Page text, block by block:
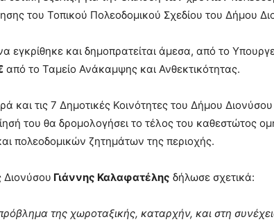
του Τοπικού Πολεοδομικού Σχεδίου του Δήμου
εγκρίθηκε και δημοπρατείται άμεσα, από το
από το Ταμείο Ανάκαμψης και Ανθεκτικότητας.
και τις 7 Δημοτικές Κοινότητες του Δήμου Διονύσου
του θα δρομολογήσει το τέλος του καθεστώτος
πολεοδομικών ζητημάτων της περιοχής.
Γιάννης Καλαφατέλης δήλωσε σχετικά:
της χωροταξικής, καταρχήν, και στη